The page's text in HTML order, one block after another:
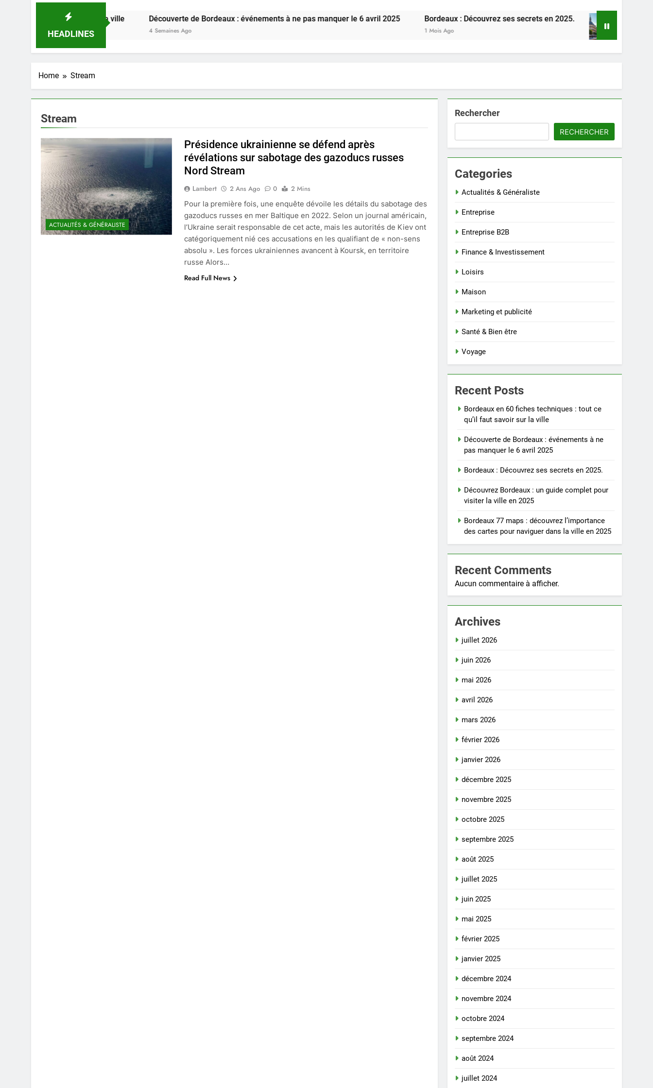
HEADLINES
faut savoir sur la ville Découverte de Bordeaux : événements à ne pas manquer le 6 avril 2025
4 Semaines Ago
Bordeaux : Découvrez ses secrets en 2025.
1 Mois Ago
Home Stream
Stream
ACTUALITÉS & GÉNÉRALISTE
Présidence ukrainienne se défend après
révélations sur sabotage des gazoducs russes
Nord Stream
Lambert 2 Ans Ago 0
2 Mins
Pour la première fois, une enquête dévoile les détails du sabotage des
gazoducs russes en mer Baltique en 2022. Selon un journal américain,
l’Ukraine serait responsable de cet acte, mais les autorités de Kiev ont
catégoriquement nié ces accusations en les qualifiant de « non-sens
absolu ». Les forces ukrainiennes avancent à Koursk, en territoire
russe Alors…
Read Full News
Rechercher
RECHERCHER
Categories
Actualités & Généraliste
Entreprise
Entreprise B2B
Finance & Investissement
Loisirs
Maison
Marketing et publicité
Santé & Bien être
Voyage
Recent Posts
Bordeaux en 60 fiches techniques : tout ce
qu’il faut savoir sur la ville
Découverte de Bordeaux : événements à ne
pas manquer le 6 avril 2025
Bordeaux : Découvrez ses secrets en 2025.
Découvrez Bordeaux : un guide complet pour
visiter la ville en 2025
Bordeaux 77 maps : découvrez l’importance
des cartes pour naviguer dans la ville en 2025
Recent Comments
Aucun commentaire à afficher.
Archives
juillet 2026
juin 2026
mai 2026
avril 2026
mars 2026
février 2026
janvier 2026
décembre 2025
novembre 2025
octobre 2025
septembre 2025
août 2025
juillet 2025
juin 2025
mai 2025
février 2025
janvier 2025
décembre 2024
novembre 2024
octobre 2024
septembre 2024
août 2024
juillet 2024